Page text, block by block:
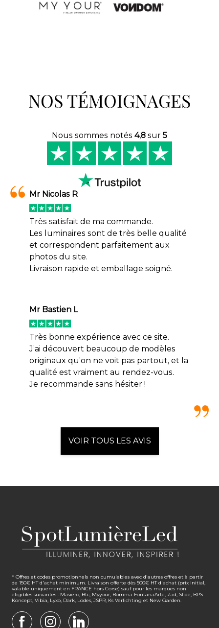
NOS TÉMOIGNAGES
Nous sommes notés 4,8 sur 5
Mr Nicolas R
Très satisfait de ma commande.
Les luminaires sont de très belle qualité
et correspondent parfaitement aux
photos du site.
Livraison rapide et emballage soigné.
Mr Bastien L
Très bonne expérience avec ce site.
J’ai découvert beaucoup de modèles
originaux qu’on ne voit pas partout, et la
qualité est vraiment au rendez-vous.
Je recommande sans hésiter !
VOIR TOUS LES AVIS
* Offres et codes promotionnels non cumulables avec d'autres offres et à partir
de 150€ HT d'achat minimum. Livraison offerte dès 500€ HT d'achat (prix initial,
valable uniquement en FRANCE hors Corse) sauf pour les marques non
éligibles suivantes : Masiero, Btc, Myyour, Bomma FontanaArte, Zad, Slide, BPS
Koncept, Vibia, Lyxo, Dark, Lodes, JSPR, Ks Verlichting et New Garden.